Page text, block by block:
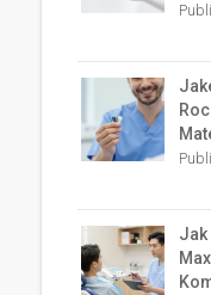
Jak